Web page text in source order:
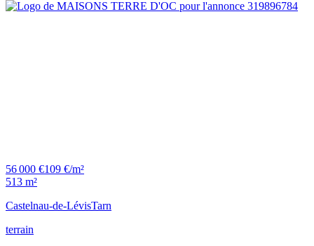
56 000 €109 €/m²
513 m²
Castelnau-de-LévisTarn
terrain